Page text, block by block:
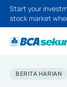
Start your
stock market
BERITA HARIAN